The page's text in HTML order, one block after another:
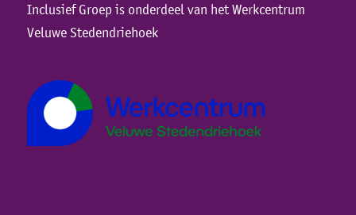
Inclusief Groep is onderdeel van het Werkcentrum
Veluwe Stedendriehoek